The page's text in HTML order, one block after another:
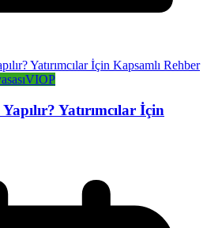
VIOP
Yatırımcılar İçin